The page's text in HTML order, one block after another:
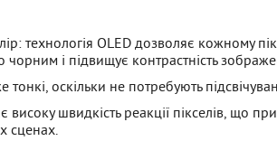
технологія OLED дозволяє кожному
чорним і підвищує контрастність
тонкі, оскільки не потребують
високу швидкість реакції пікселів, що
сценах.